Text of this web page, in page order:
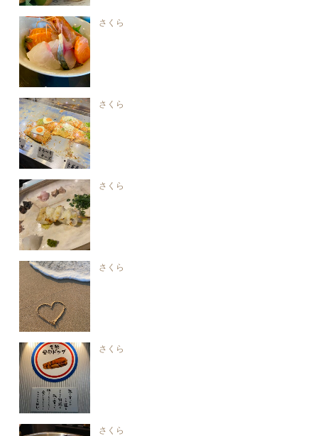
さくら
さくら
さくら
さくら
さくら
さくら